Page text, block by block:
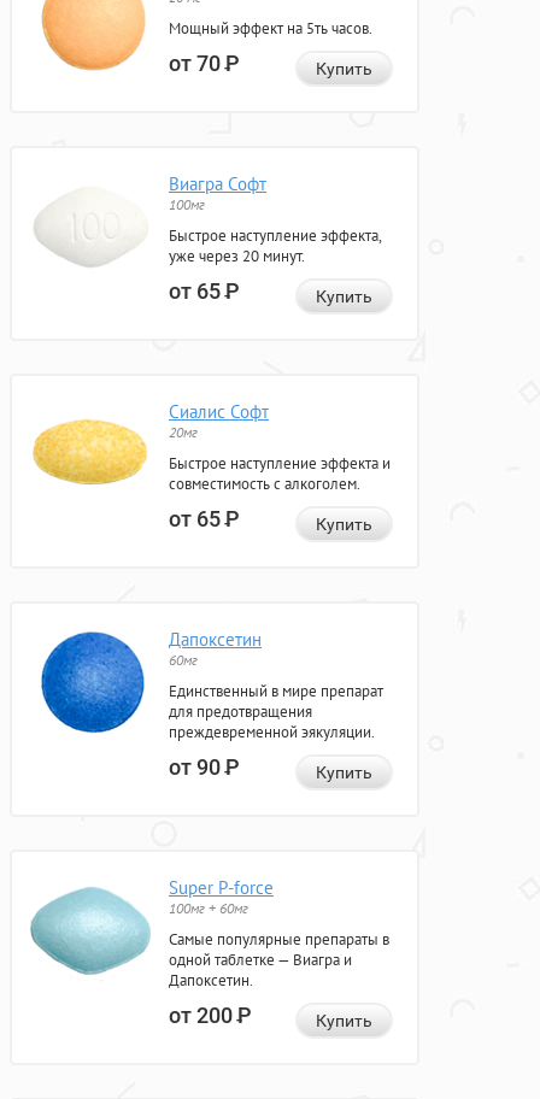
Мощный эффект на 5ть часов.
от 70Р Купить
Виагра Софт
100мг
Быстрое наступление эффекта,
уже через 20 минут.
от 65Р Купить
Сиалис Софт
20мг
Быстрое наступление эффекта и
совместимость с алкоголем.
от 65Р Купить
Дапоксетин
60мг
Единственный в мире препарат
для предотвращения
преждевременной эякуляции.
от 90Р Купить
Super P-force
100мг + 60мг
Самые популярные препараты в
одной таблетке — Виагра и
Дапоксетин.
от 200Р Купить